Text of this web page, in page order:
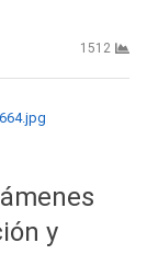
1512
y